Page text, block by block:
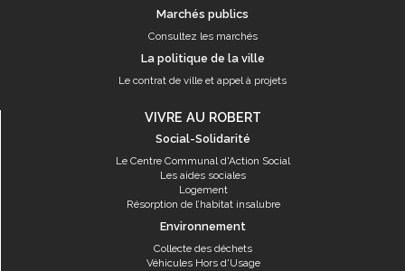
Marchés publics
Consultez les marchés
La politique de la ville
Le contrat de ville et appel à projets
VIVRE AU ROBERT
Social-Solidarité
Le Centre Communal d'Action Social
Les aides sociales
Logement
Résorption de l’habitat insalubre
Environnement
Collecte des déchets
Véhicules Hors d'Usage